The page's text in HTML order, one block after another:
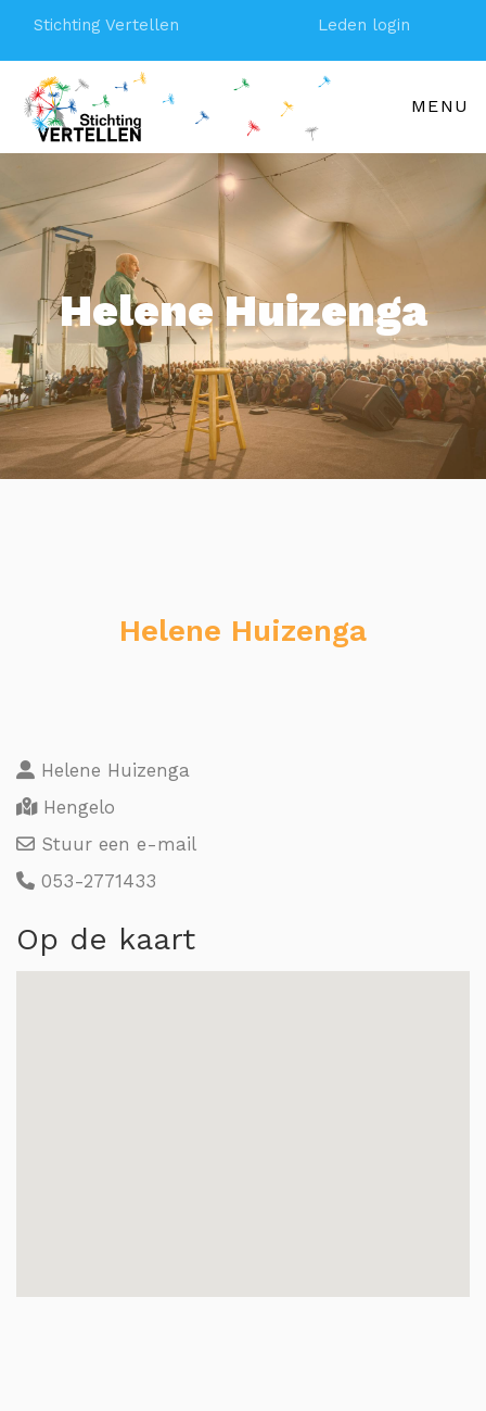
Stichting Vertellen Leden login
MENU
Helene Huizenga
Helene Huizenga
Helene Huizenga
Hengelo
Stuur een e-mail
053-2771433
Op de kaart